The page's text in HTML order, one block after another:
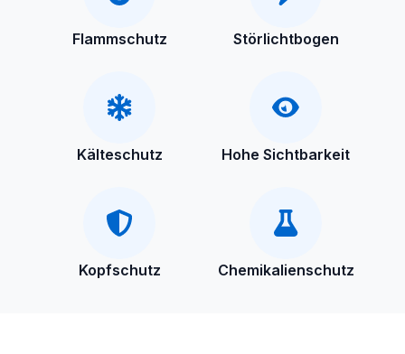
Flammschutz Störlichtbogen
Kälteschutz Hohe Sichtbarkeit
Kopfschutz Chemikalienschutz